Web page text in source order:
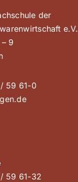
der
e.V.
9
59 61-0
59 61-32